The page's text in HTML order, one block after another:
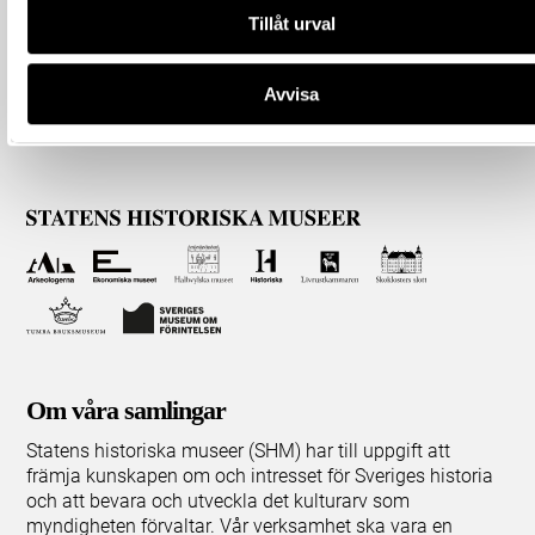
Tillåt urval
Avvisa
Om våra samlingar
Statens historiska museer (SHM) har till uppgift att
främja kunskapen om och intresset för Sveriges historia
och att bevara och utveckla det kulturarv som
myndigheten förvaltar. Vår verksamhet ska vara en